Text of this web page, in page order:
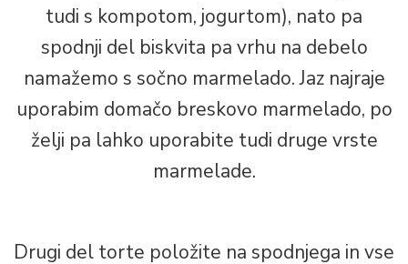
tudi s kompotom, jogurtom), nato pa
spodnji del biskvita pa vrhu na debelo
namažemo s sočno marmelado. Jaz najraje
uporabim domačo breskovo marmelado, po
želji pa lahko uporabite tudi druge vrste
marmelade.
Drugi del torte položite na spodnjega in vse